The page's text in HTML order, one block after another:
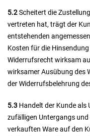
5.2Scheitert die
vertreten hat, trägt der
entstehenden
Kosten für die
Widerrufsrecht wirksam
wirksamer Ausübung des
der Widerrufsbelehrung
5.3 Handelt der Kunde als
zufälligen Untergangs
verkauften Ware auf den